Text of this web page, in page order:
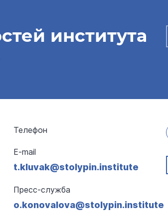
института
Телефон
E-mail
t.kluvak@stolypin.institute
Пресс-служба
o.konovalova@stolypin.institute